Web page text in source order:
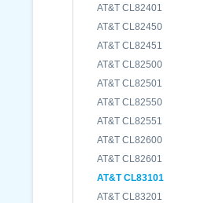
AT&T CL82401
AT&T CL82450
AT&T CL82451
AT&T CL82500
AT&T CL82501
AT&T CL82550
AT&T CL82551
AT&T CL82600
AT&T CL82601
AT&T CL83101
AT&T CL83201